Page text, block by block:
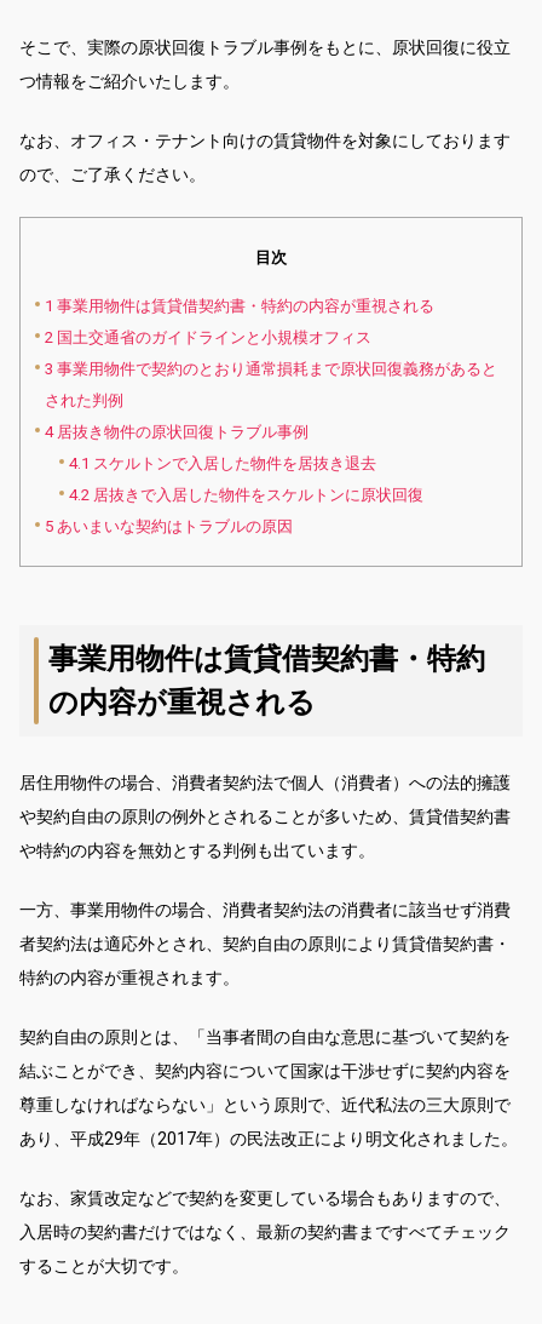
そこで、実際の原状回復トラブル事例をもとに、原状回復に役立
つ情報をご紹介いたします。
なお、オフィス・テナント向けの賃貸物件を対象にしております
ので、ご了承ください。
目次
1 事業用物件は賃貸借契約書・特約の内容が重視される
2 国土交通省のガイドラインと小規模オフィス
3 事業用物件で契約のとおり通常損耗まで原状回復義務があると
された判例
4居抜き物件の原状回復トラブル事例
4.1 スケルトンで入居した物件を居抜き退去
4.2 居抜きで入居した物件をスケルトンに原状回復
5あいまいな契約はトラブルの原因
事業用物件は賃貸借契約書・特約
の内容が重視される
居住用物件の場合、消費者契約法で個人（消費者）への法的擁護
や契約自由の原則の例外とされることが多いため、賃貸借契約書
や特約の内容を無効とする判例も出ています。
一方、事業用物件の場合、消費者契約法の消費者に該当せず消費
者契約法は適応外とされ、契約自由の原則により賃貸借契約書・
特約の内容が重視されます。
契約自由の原則とは、「当事者間の自由な意思に基づいて契約を
結ぶことができ、契約内容について国家は干渉せずに契約内容を
尊重しなければならない」という原則で、近代私法の三大原則で
あり、平成29年（2017年）の民法改正により明文化されました。
なお、家賃改定などで契約を変更している場合もありますので、
入居時の契約書だけではなく、最新の契約書まですべてチェック
することが大切です。